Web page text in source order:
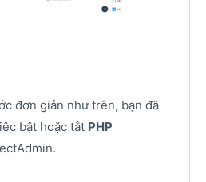
đơn giản như trên, bạn đã
bật hoặc tắt PHP